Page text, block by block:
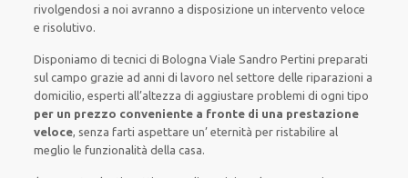
rivolgendosi a noi avranno a disposizione un interventoveloce
e risolutivo.
Disponiamo ditecnici di Bologna Viale Sandro Pertini preparati
sul campo grazie ad anni di lavoronel settore delle riparazioni a
domicilio, esperti all’altezza di aggiustare problemi di ogni tipo
per un prezzo conveniente a fronte di una prestazione
veloce, senza farti aspettare un’ eternità per ristabilire al
meglio le funzionalità della casa.